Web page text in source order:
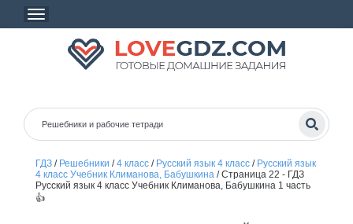
ГДЗ/ Решебники /4 класс/ Русский язык 4 класс/ Русский язык
4 класс Учебник Климанова, Бабушкина/Страница 22 - ГДЗ
Русский язык 4 класс Учебник Климанова, Бабушкина 1 часть
👍